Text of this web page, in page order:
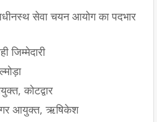
सेवा चयन आयोग का पदभार
जिम्मेदारी
कोटद्वार
नगर आयुक्त, ऋषिकेश